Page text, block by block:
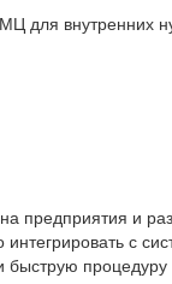
для внутренних
предприятия и
интегрировать с
быструю